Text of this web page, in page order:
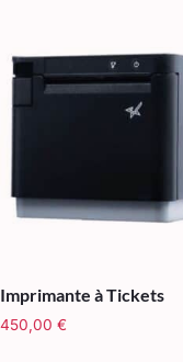
Imprimante à Tickets
450,00 €